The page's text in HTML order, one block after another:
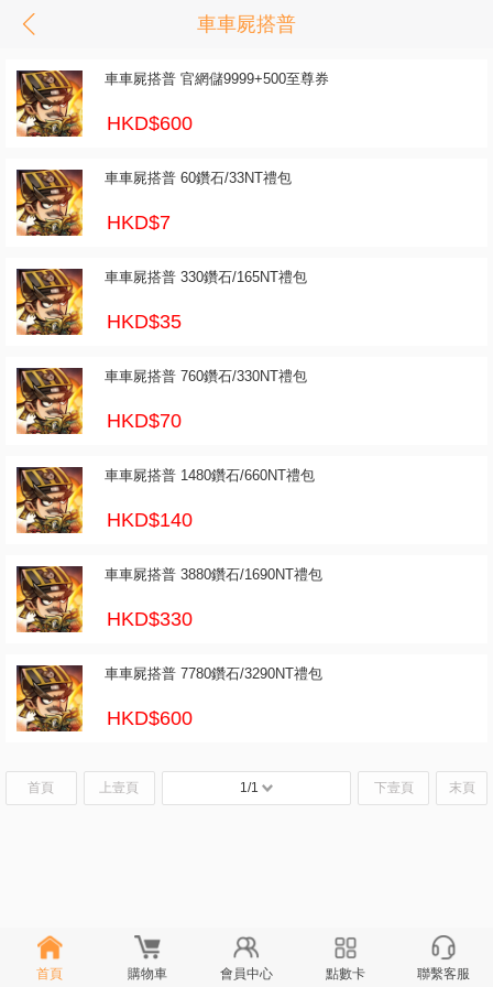
車車屍搭普
車車屍搭普 官網儲9999+500至尊券
HKD$600
車車屍搭普 60鑽石/33NT禮包
HKD$7
車車屍搭普 330鑽石/165NT禮包
HKD$35
車車屍搭普 760鑽石/330NT禮包
HKD$70
車車屍搭普 1480鑽石/660NT禮包
HKD$140
車車屍搭普 3880鑽石/1690NT禮包
HKD$330
車車屍搭普 7780鑽石/3290NT禮包
HKD$600
首頁 上壹頁 1/1 下壹頁 末頁
首頁 購物車 會員中心 點數卡 聯繫客服